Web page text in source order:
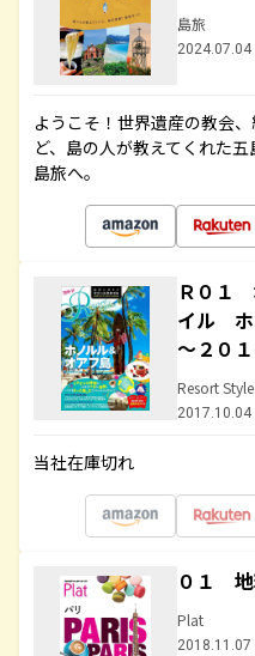
島旅
2024.07.04
ようこそ！世界遺産の教会
ど、島の人が教えてくれた
島旅へ。
Ｒ０１
イル ホ
～２０
Resort Style
2017.10.04
当社在庫切れ
０１
Plat
2018.11.07